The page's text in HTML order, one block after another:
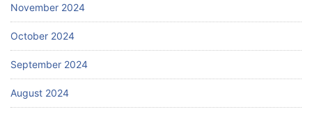
November 2024
October 2024
September 2024
August 2024